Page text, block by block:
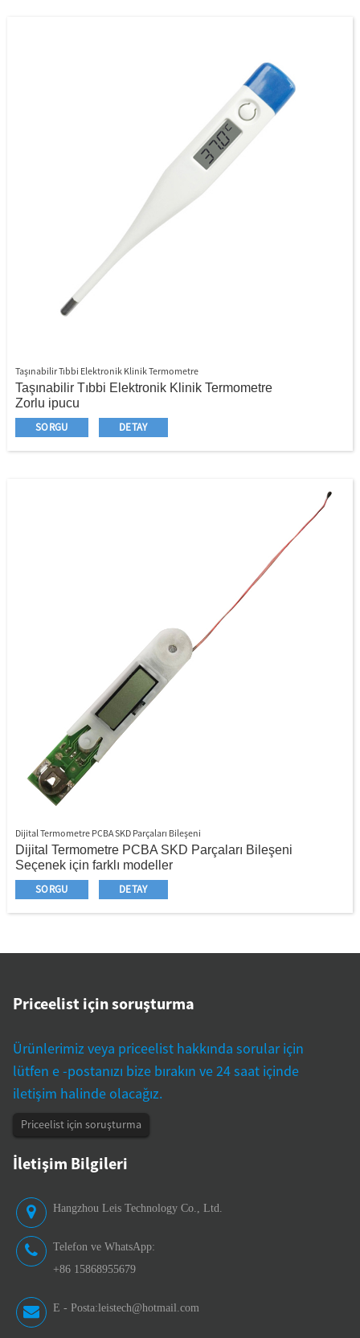
Taşınabilir Tıbbi Elektronik Klinik Termometre
Taşınabilir Tıbbi Elektronik Klinik Termometre
Zorlu ipucu
LCD ekranı
C/F değiştirilebilir
Son Bellek İşlevi
SORGU DETAY
Dijital Termometre PCBA SKD Parçaları Bileşeni
Dijital Termometre PCBA SKD Parçaları Bileşeni
Seçenek için farklı modeller
SKD parçaları, bitmiş veya yarı - bitmiş
PCBA+Sensör+Pil+Paslanmaz Çelik Uç+Plastik
Muhafaza+Termometre Kapağı+Plastik Depolama
Özelleştirilmiş termometre gövdeniz için tasarlayın ve
SORGU DETAY
Priceelist için soruşturma
Ürünlerimiz veya priceelist hakkında sorular için
lütfen e -postanızı bize bırakın ve 24 saat içinde
iletişim halinde olacağız.
Priceelist için soruşturma
İletişim Bilgileri
Hangzhou Leis Technology Co., Ltd.
Telefon ve WhatsApp:
+86 15868955679
E - Posta:leistech@hotmail.com